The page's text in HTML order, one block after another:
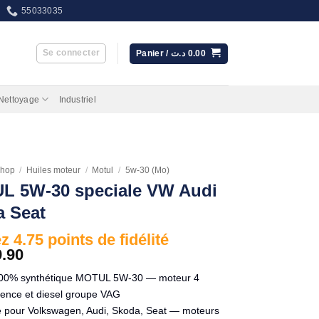
55033035
Se connecter Panier / 0.00 د.ت
Industriel
/ Huiles moteur / Motul / 5w-30 (Mo)
5W-30 speciale VW Audi
Seat
4.75 points de fidélité
synthétique MOTUL 5W-30 — moteur 4
et diesel groupe VAG
pour Volkswagen, Audi, Skoda, Seat — moteurs